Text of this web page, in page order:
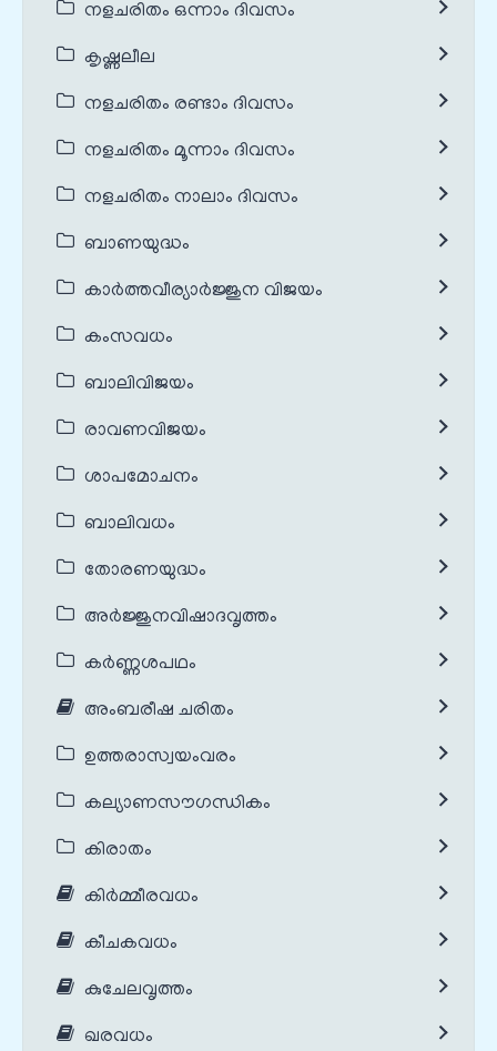
നളചരിതം ഒന്നാം ദിവസം
കൃഷ്ണലീല
നളചരിതം രണ്ടാം ദിവസം
നളചരിതം മൂന്നാം ദിവസം
നളചരിതം നാലാം ദിവസം
ബാണയുദ്ധം
കാർത്തവീര്യാർജ്ജുന വിജയം
കംസവധം
ബാലിവിജയം
രാവണവിജയം
ശാപമോചനം
ബാലിവധം
തോരണയുദ്ധം
അർജ്ജുനവിഷാദവൃത്തം
കർണ്ണശപഥം
അംബരീഷ ചരിതം
ഉത്തരാസ്വയംവരം
കല്യാണസൗഗന്ധികം
കിരാതം
കിർമ്മീരവധം
കീചകവധം
കുചേലവൃത്തം
ഖരവധം